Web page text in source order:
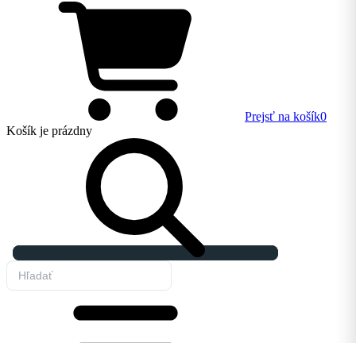
Prejsť na košík0
Košík je prázdny